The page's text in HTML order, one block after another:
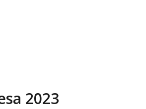
2023